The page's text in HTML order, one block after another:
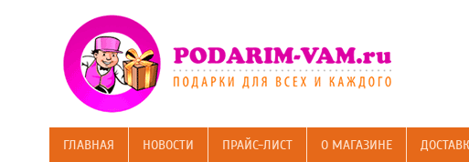
ГЛАВНАЯ НОВОСТИ ПРАЙС-ЛИСТ О МАГАЗИНЕ